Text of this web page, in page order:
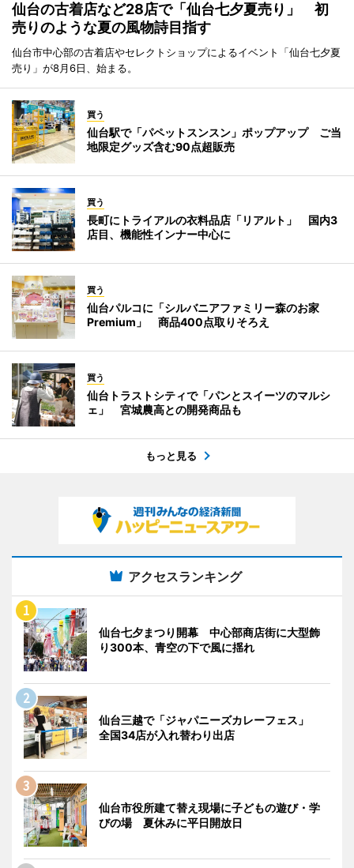
仙台の古着店など28店で「仙台七夕夏売り」 初
売りのような夏の風物詩目指す
仙台市中心部の古着店やセレクトショップによるイベント「仙台七夕夏
売り」が8月6日、始まる。
買う
仙台駅で「パペットスンスン」ポップアップ ご当
地限定グッズ含む90点超販売
買う
長町にトライアルの衣料品店「リアルト」 国内3
店目、機能性インナー中心に
買う
仙台パルコに「シルバニアファミリー森のお家
Premium」 商品400点取りそろえ
買う
仙台トラストシティで「パンとスイーツのマルシ
ェ」 宮城農高との開発商品も
もっと見る
アクセスランキング
仙台七夕まつり開幕 中心部商店街に大型飾
り300本、青空の下で風に揺れ
仙台三越で「ジャパニーズカレーフェス」
全国34店が入れ替わり出店
仙台市役所建て替え現場に子どもの遊び・学
びの場 夏休みに平日開放日